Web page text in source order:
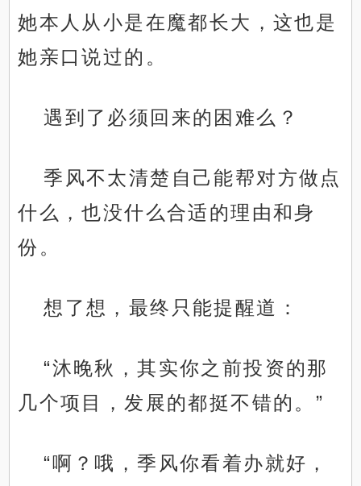
她本人从小是在魔都长大，这也是
她亲口说过的。
遇到了必须回来的困难么？
季风不太清楚自己能帮对方做点
什么，也没什么合适的理由和身
份。
想了想，最终只能提醒道：
“沐晚秋，其实你之前投资的那
几个项目，发展的都挺不错的。”
“啊？哦，季风你看着办就好，